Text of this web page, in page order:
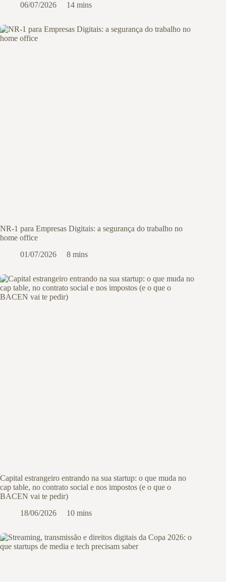
06/07/2026
14 mins
NR-1 para Empresas Digitais: a segurança do trabalho no
home office
01/07/2026
8 mins
Capital estrangeiro entrando na sua startup: o que muda no
cap table, no contrato social e nos impostos (e o que o
BACEN vai te pedir)
18/06/2026
10 mins